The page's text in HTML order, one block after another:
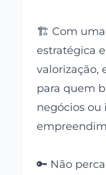
🏗️ Com uma
estratégica
valorização,
para quem
negócios
🔑 Não